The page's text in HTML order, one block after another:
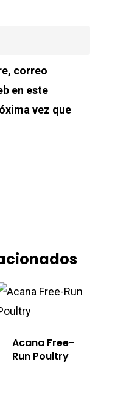
correo
en este
vez que
Acana Free-
Run Poultry